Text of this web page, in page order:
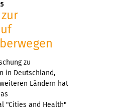
zu
in Deutschland,
Ländern hat
"Cities and Health"